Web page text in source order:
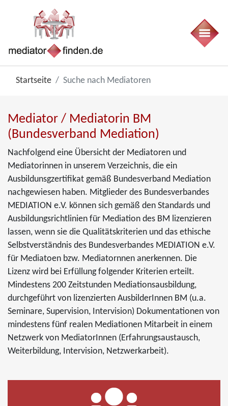
Startseite Suche nach Mediatoren
Mediator / Mediatorin BM
(Bundesverband Mediation)
Nachfolgend eine Übersicht der Mediatoren und
Mediatorinnen in unserem Verzeichnis, die ein
Ausbildunsgzertifikat gemäß Bundesverband Mediation
nachgewiesen haben. Mitglieder des Bundesverbandes
MEDIATION e.V. können sich gemäß den Standards und
Ausbildungsrichtlinien für Mediation des BM lizenzieren
lassen, wenn sie die Qualitätskriterien und das ethische
Selbstverständnis des Bundesverbandes MEDIATION e.V.
für Mediatoen bzw. Mediatornnen anerkennen. Die
Lizenz wird bei Erfüllung folgender Kriterien erteilt.
Mindestens 200 Zeitstunden Mediationsausbildung,
durchgeführt von lizenzierten AusbilderInnen BM (u.a.
Seminare, Supervision, Intervision) Dokumentationen von
mindestens fünf realen Mediationen Mitarbeit in einem
Netzwerk von MediatorInnen (Erfahrungsaustausch,
Weiterbildung, Intervision, Netzwerkarbeit).